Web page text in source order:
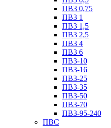
ПВ3 0,75
ПВ3 1
ПВ3 1,5
ПВ3 2,5
ПВ3 4
ПВ3 6
ПВ3-10
ПВ3-16
ПВ3-25
ПВ3-35
ПВ3-50
ПВ3-70
ПВ3-95-240
ПВС